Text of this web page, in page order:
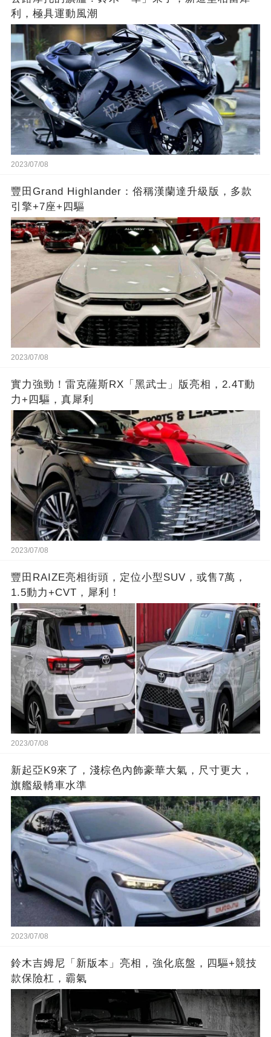
利，極具運動風潮
2023/07/08
豐田Grand Highlander：俗稱漢蘭達升級版，多款
引擎+7座+四驅
2023/07/08
實力強勁！雷克薩斯RX「黑武士」版亮相，2.4T動
力+四驅，真犀利
2023/07/08
豐田RAIZE亮相街頭，定位小型SUV，或售7萬，
1.5動力+CVT，犀利！
2023/07/08
新起亞K9來了，淺棕色內飾豪華大氣，尺寸更大，
旗艦級轎車水準
2023/07/08
鈴木吉姆尼「新版本」亮相，強化底盤，四驅+競技
款保險杠，霸氣